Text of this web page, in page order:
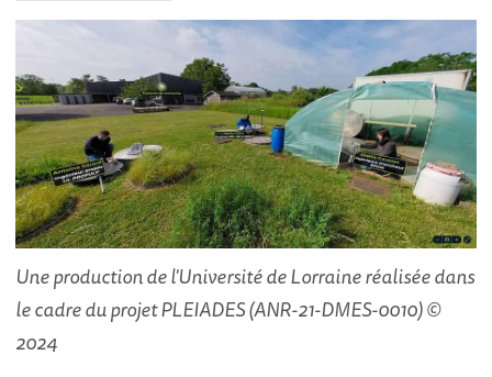
Une production de l'Université de Lorraine réalisée dans
le cadre du projet PLEIADES (ANR-21-DMES-0010) ©
2024